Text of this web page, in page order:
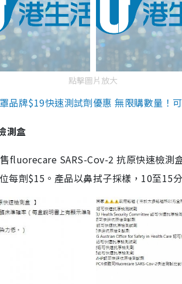
點擊圖片放大
品牌$19快速測試劑優惠 無限購數量！
測盒
fluorecare SARS-Cov-2 抗原快速檢測
每劑$15。產品以鼻拭子採樣，10至15